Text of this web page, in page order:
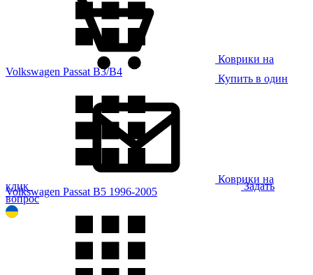
Коврики на
Volkswagen Passat B3/B4
Коврики на
Volkswagen Passat B5 1996-2005
Купить в один
клик
Задать
вопрос